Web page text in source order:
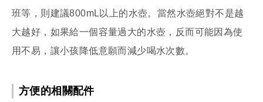
班等，則建議800mL以上的水壺。當然水壺絕對不是越
大越好，如果給一個容量過大的水壺，反而可能因為使
用不易，讓小孩降低意願而減少喝水次數。
方便的相關配件